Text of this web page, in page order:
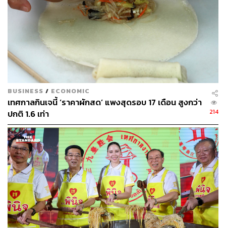
BUSINESS / ECONOMIC
เทศกาลกินเจนี้ ‘ราคาผักสด’ แพงสุดรอบ 17 เดือน สูงกว่า
ปกติ 1.6 เท่า
214